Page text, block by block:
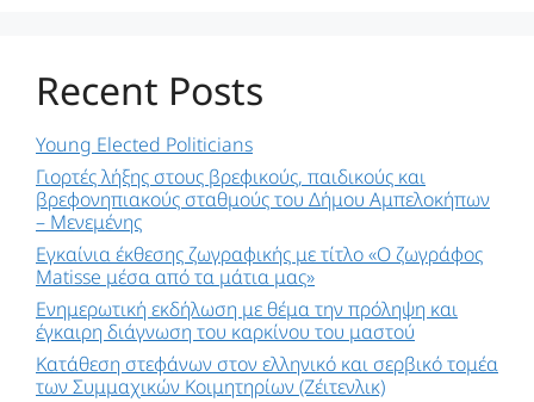
Recent Posts
Young Elected Politicians
Γιορτές λήξης στους βρεφικούς, παιδικούς και
βρεφονηπιακούς σταθμούς του Δήμου Αμπελοκήπων
– Μενεμένης
Εγκαίνια έκθεσης ζωγραφικής με τίτλο «Ο ζωγράφος
Matisse μέσα από τα μάτια μας»
Ενημερωτική εκδήλωση με θέμα την πρόληψη και
έγκαιρη διάγνωση του καρκίνου του μαστού
Kατάθεση στεφάνων στον ελληνικό και σερβικό τομέα
των Συμμαχικών Κοιμητηρίων (Ζέιτενλικ)